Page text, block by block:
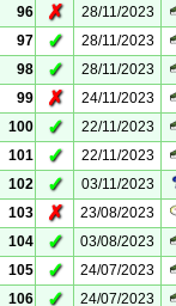
96
✗ 28/11/2023
97
✓ 28/11/2023
98
✓ 28/11/2023
99
✗ 24/11/2023
100
✓ 22/11/2023
101
✓ 22/11/2023
102
✓ 03/11/2023
103
✗ 23/08/2023
104
✓ 03/08/2023
105
✓ 24/07/2023
106
✓ 24/07/2023